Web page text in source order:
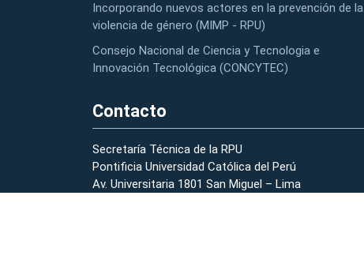
Incorporando nuevos actores en la prevención de la
violencia de género (MIMP - RPU)
Consejo Nacional de Ciencia y Tecnologia e
Innovación Tecnológica (CONCYTEC)
Contacto
Secretaría Técnica de la RPU
Pontificia Universidad Católica del Perú
Av. Universitaria 1801 San Miguel – Lima